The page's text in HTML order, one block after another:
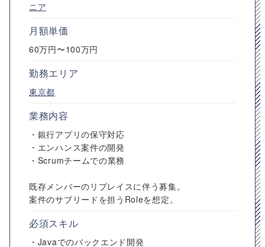
ニア
月額単価
60万円〜100万円
勤務エリア
東京都
業務内容
・銀行アプリの保守対応
・エンハンス案件の開発
・Scrumチームでの業務
既存メンバーのリプレイスに伴う募集。
案件のサブリードを担うRoleを想定。
必須スキル
・Javaでのバックエンド開発